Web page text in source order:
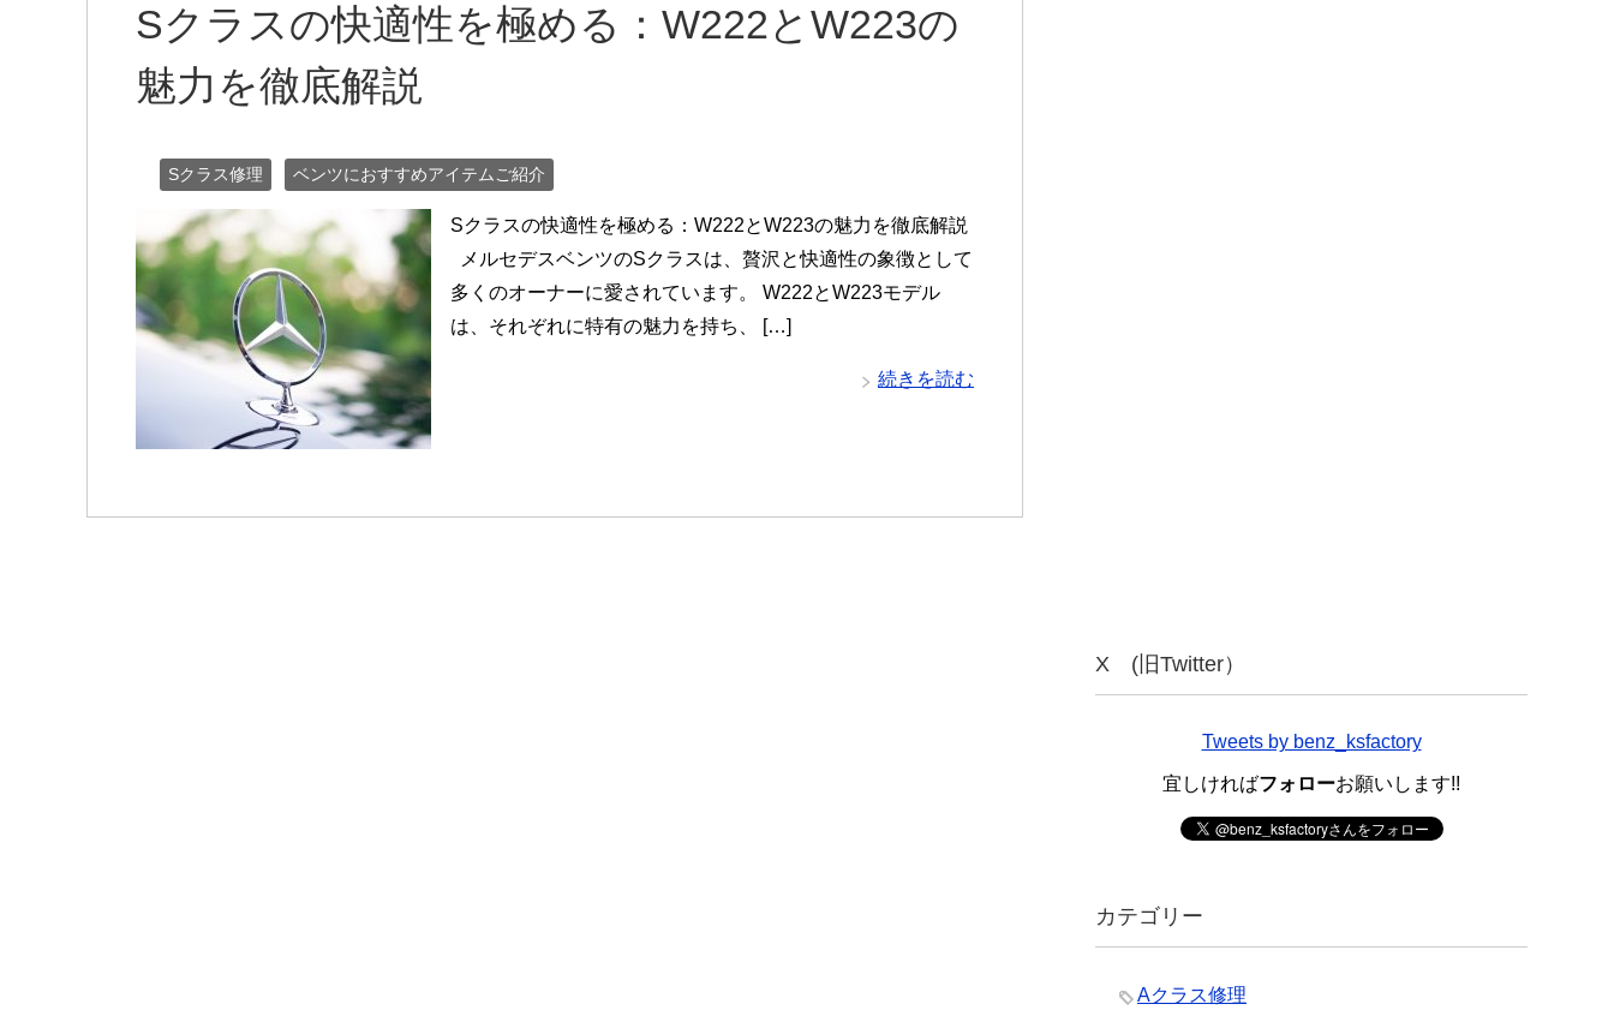
Sクラスの快適性を極める：W222とW223の
魅力を徹底解説
Sクラス修理 ベンツにおすすめアイテムご紹介
Sクラスの快適性を極める：W222とW223の魅力を徹底解説
メルセデスベンツのSクラスは、贅沢と快適性の象徴として
多くのオーナーに愛されています。 W222とW223モデル
は、それぞれに特有の魅力を持ち、 […]
続きを読む
X (旧Twitter）
Tweets by benz_ksfactory
宜しければフォローお願いします!!
カテゴリー
Aクラス修理